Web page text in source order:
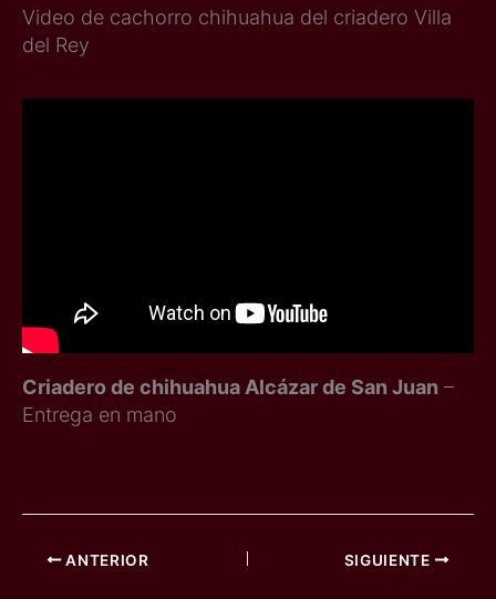
Video de cachorro chihuahua del criadero Villa
del Rey
Criadero de chihuahua Alcázar de San Juan –
Entrega en mano
ANTERIOR SIGUIENTE